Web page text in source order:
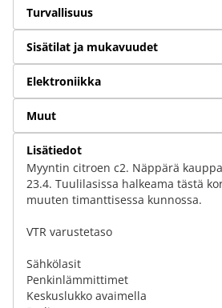
Turvallisuus
Sisätilat ja mukavuudet
Elektroniikka
Muut
Lisätiedot
Myyntin citroen c2. Näppärä
23.4. Tuulilasissa halkeama tästä
muuten timanttisessa kunnossa.
VTR varustetaso
Sähkölasit
Penkinlämmittimet
Keskuslukko avaimella